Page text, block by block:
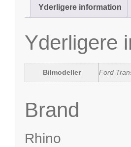
Yderligere information
Yderligere
Bilmodeller Ford
Brand
Rhino